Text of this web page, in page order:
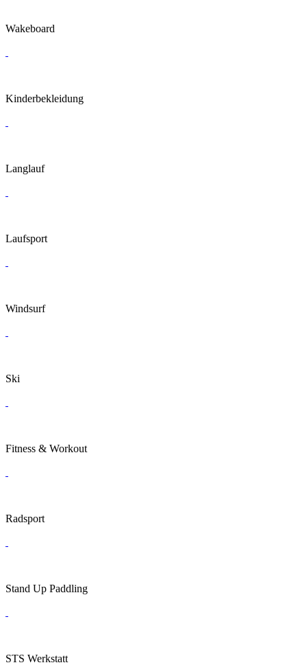
Wakeboard
Kinderbekleidung
Langlauf
Laufsport
Windsurf
Ski
Fitness & Workout
Radsport
Stand Up Paddling
STS Werkstatt